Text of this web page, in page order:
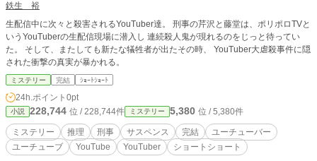
鉄生 裕
生配信中に次々と殺害されるYouTuber達。 刑事の芹沢と藤堂は、ポリポロTVと
いうYouTuberの生配信現場に潜入し 連続殺人鬼が現れるのをじっと待ってい
た。 そして、またしても新たな犠牲者が出たその時、 YouTuber大虐殺事件に隠
された衝撃の真実が暴かれる。
ミステリー 完結 ｼｮｰﾄｼｮｰﾄ
24h.ポイント 0pt
小説 228,744 位 / 228,744件 ミステリー 5,380 位 / 5,380件
ミステリー 推理 刑事 サスペンス 完結
ユーチューバー
ユーチューブ
YouTube YouTuber ショートショート